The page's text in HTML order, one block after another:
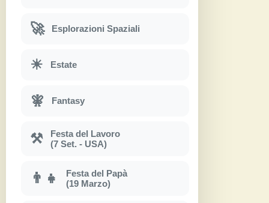
🚀 Esplorazioni Spaziali
☀ Estate
🧚 Fantasy
⚒
Festa del Lavoro
(7 Set. - USA)
👨‍👧
Festa del Papà
(19 Marzo)